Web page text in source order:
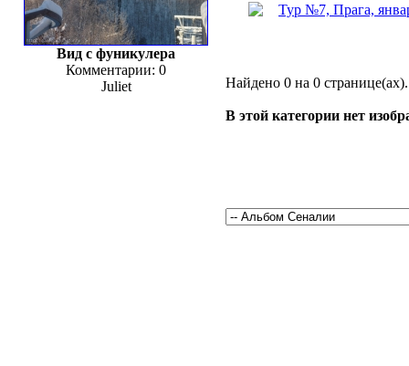
Вид с фуникулера
Комментарии: 0
Juliet
Тур №7, Прага,
Найдено 0 на 0
В этой категории нет